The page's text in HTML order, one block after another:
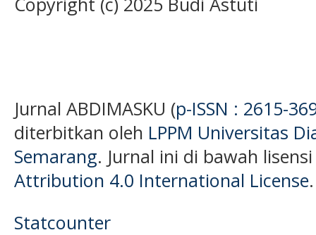
Jurnal ABDIMASKU (p-ISSN : 2615-
diterbitkan oleh LPPM Universitas
Semarang. Jurnal ini di bawah
Attribution 4.0 International License.
Statcounter